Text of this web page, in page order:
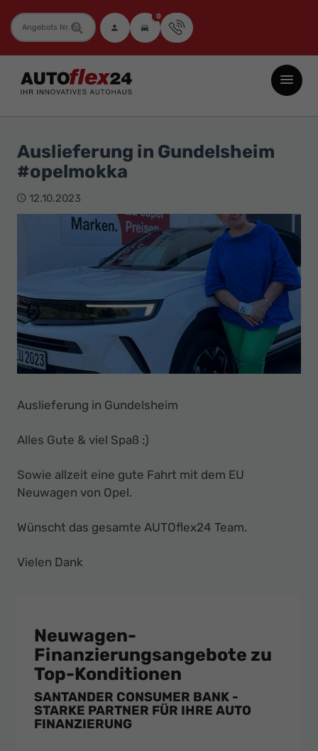
Fahrzeugnummer 0
Autoflex24
GmbH
Neuwagen
Jahreswagen
und
Gebrauchtwagen
-
Ihr
Innovatives
Autohaus
Auslieferung in Gundelsheim
#opelmokka
12.10.2023
Auslieferung in Gundelsheim
Alles Gute & viel Spaß :)
Sowie allzeit eine gute Fahrt mit dem EU
Neuwagen von Opel.
Wünscht das gesamte AUTOflex24 Team.
Vielen Dank
Neuwagen-
Finanzierungsangebote zu
Top-Konditionen
SANTANDER CONSUMER BANK -
STARKE PARTNER FÜR IHRE AUTO
FINANZIERUNG